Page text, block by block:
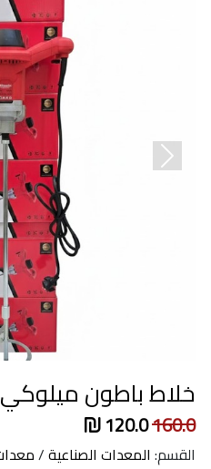
Next
خلاط باطون ميلوكي
160.0
120.0
القسم: المعدات الصناعية/